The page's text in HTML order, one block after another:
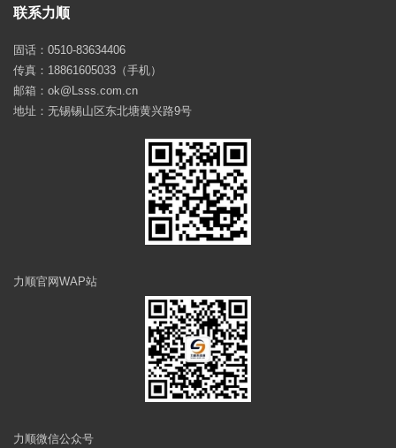
联系力顺
固话：0510-83634406
传真：18861605033（手机）
邮箱：ok@Lsss.com.cn
地址：无锡锡山区东北塘黄兴路9号
力顺官网WAP站
力顺微信公众号